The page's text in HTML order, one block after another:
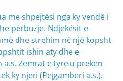
me shpejtësi nga ky vendë i
përbuzje. Ndjekësit e
dhe strehim në një kopsht
ishin aty dhe e
Zemrat e tyre u prekën
ky njeri (Pejgamberi a.s.).